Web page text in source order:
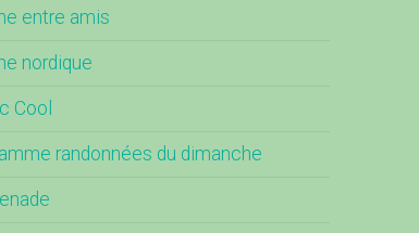
entre amis
nordique
Cool
randonnées du dimanche